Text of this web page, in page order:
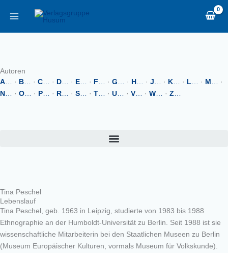
Inhalt
Autoren
A
· B · C · D · E · F · G · H · J · K · L · M
·
N
· O · P · R · S · T · U · V · W · Z
Tina Peschel
Lebenslauf
Tina Peschel, geb. 1963 in Leipzig, studierte von 1983 bis 1988
Ethnographie an der Humboldt-Universität zu Berlin. Seit 1988 ist sie
wissenschaftliche Mitarbeiterin bei den Staatlichen Museen zu Berlin
(Museum Europäischer Kulturen, vormals Museum für Volkskunde).